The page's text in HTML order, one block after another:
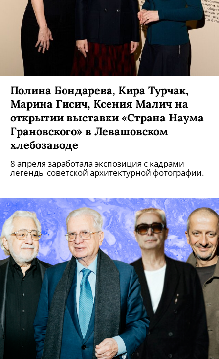
Полина Бондарева, Кира Турчак,
Марина Гисич, Ксения Малич на
открытии выставки «Страна Наума
Грановского» в Левашовском
хлебозаводе
8 апреля заработала экспозиция с кадрами
легенды советской архитектурной фотографии.